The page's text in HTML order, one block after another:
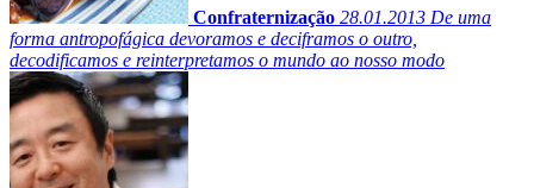
Confraternização 28.01.2013 De uma
forma antropofágica devoramos e deciframos o outro,
decodificamos e reinterpretamos o mundo ao nosso modo